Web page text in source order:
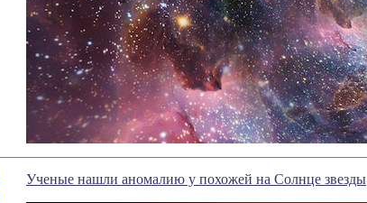
Ученые нашли аномалию у похожей на Солнце звезды